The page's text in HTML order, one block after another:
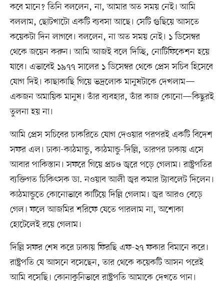
কবে মানে? তিনি বললেন, না, আমার অত সময় নেই। আমি
বললাম, ছোটখাটো একটি ব্যবসা আছে। সেটি গুছিয়ে আসতে
কয়েকটা দিন লাগবে। বললেন, না অত সময় নেই। ১ ডিসেম্বর
থেকে জয়েন করুন। আমি আজই বলে দিচ্ছি, নোটিফিকেশন হয়ে
যাবে। এভাবেই ১৯৭৭ সালের ১ ডিসেম্বর থেকে প্রেস সচিব হিসেবে
যোগ দিই। কাছাকাছি গিয়ে ভদ্রলোক মানুষটাকে দেখলাম—
একজন অমায়িক মানুষ। তাঁর ব্যবহার, তাঁর কাজ কোনো—কিছুরই
তুলনা হয় না।
আমি প্রেস সচিবের চাকরিতে যোগ দেওয়ার পরপরই একটি বিদেশ
সফর এল। ঢাকা-কাঠমান্ডু, কাঠমান্ডু-দিল্লি, তারপর ঢাকায় এসে
আবার পাকিস্তান। সফরে গিয়ে প্রচণ্ড জ্বরে পড়ে গেলাম। রাষ্ট্রপতির
ব্যক্তিগত চিকিৎসক ডা. নওয়াব আলী জ্বর কমার ট্যাবলেট দিলেন।
কাঠমান্ডুতে কোনোভাবে কাটিয়ে দিল্লি গেলাম। জ্বর আরও বেড়ে
গেল। ফলে আজমির শরিফে যেতে পারলাম না, অশোকা
হোটেলেই রয়ে গেলাম।
দিল্লি সফর শেষ করে ঢাকায় ফিরছি এফ-২৭ ফকার বিমানে করে।
রাষ্ট্রপতি যে আসনে বসেছেন, তার থেকে কয়েকটি আসন পরেই
আমি বসেছি। কোনাকুনিভাবে রাষ্ট্রপতি আমাকে দেখতে পান।